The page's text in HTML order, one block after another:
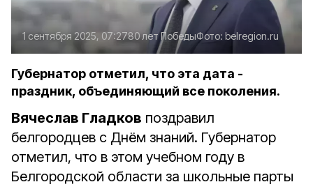
1 сентября 2025, 07:2780 лет ПобедыФото: belregion.ru
Губернатор отметил, что эта дата -
праздник, объединяющий все поколения.
Вячеслав Гладков поздравил
белгородцев с Днём знаний. Губернатор
отметил, что в этом учебном году в
Белгородской области за школьные парты